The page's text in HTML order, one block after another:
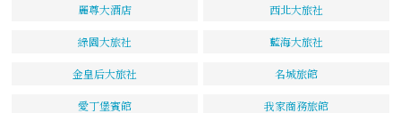
麗尊大酒店 西北大旅社
綠園大旅社 藍海大旅社
金皇后大旅社 名城旅館
愛丁堡賓館 我家商務旅館